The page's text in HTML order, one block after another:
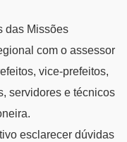
das Missões
com o assessor
vice-prefeitos,
servidores e técnicos
esclarecer dúvidas